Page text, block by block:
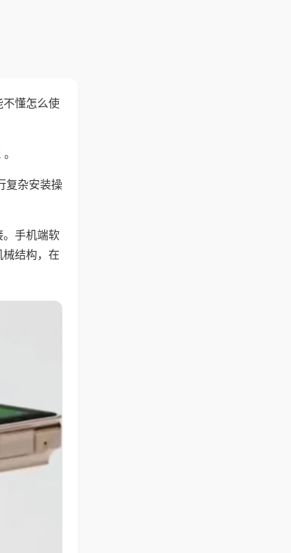
不懂怎么使
复杂安装操
。手机端软
结构，在